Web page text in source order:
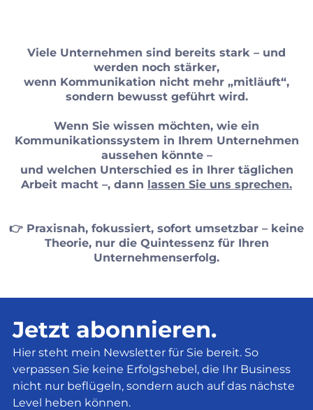
Viele Unternehmen sind bereits stark – und
werden noch stärker,
wenn Kommunikation nicht mehr „mitläuft“,
sondern bewusst geführt wird.
Wenn Sie wissen möchten, wie ein
Kommunikationssystem in Ihrem Unternehmen
aussehen könnte –
und welchen Unterschied es in Ihrer täglichen
Arbeit macht –, dann lassen Sie uns sprechen.
👉 Praxisnah, fokussiert, sofort umsetzbar – keine
Theorie, nur die Quintessenz für Ihren
Unternehmenserfolg.
Jetzt abonnieren.
Hier steht mein Newsletter für Sie bereit. So
verpassen Sie keine Erfolgshebel, die Ihr Business
nicht nur beflügeln, sondern auch auf das nächste
Level heben können.